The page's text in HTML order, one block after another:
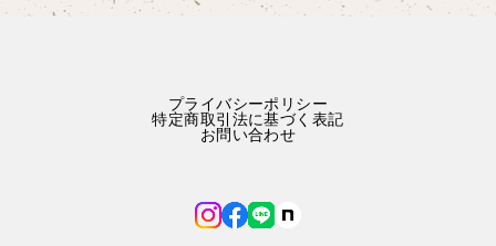
プライバシーポリシー
特定商取引法に基づく表記
お問い合わせ